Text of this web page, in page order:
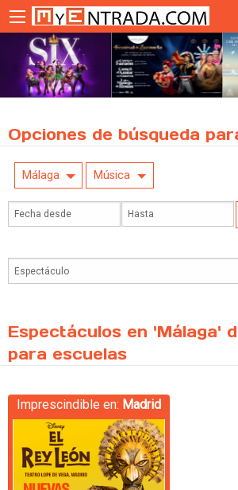
Opciones de búsqueda
Málaga Música
Espectáculos en 'Málaga'
para escuelas
Imprescindible en: Madrid